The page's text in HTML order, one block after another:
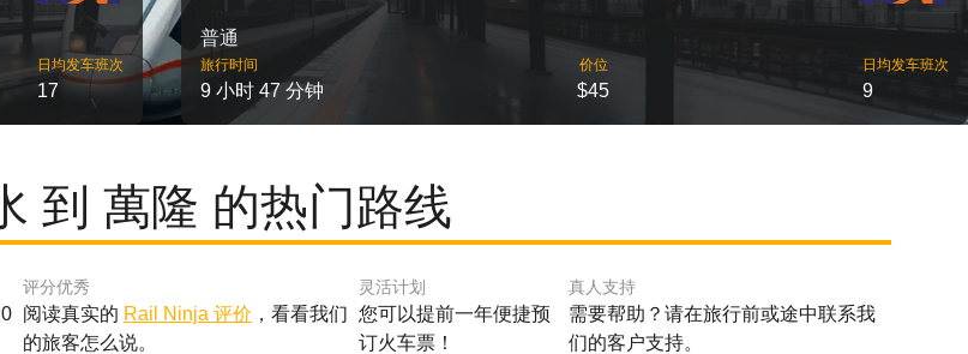
日均发车班次
17
普通
旅行时间
9 小时 47 分钟
价位
$45
日均发车班次
9
到 萬隆 的热门路线
评分优秀
阅读真实的 Rail Ninja 评价 ，看看我们
的旅客怎么说。
灵活计划
您可以提前一年便捷预
订火车票！
真人支持
需要帮助？请在旅行前或途中联系我
们的客户支持。